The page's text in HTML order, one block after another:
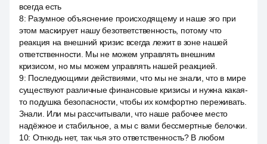
всегда есть
8: Разумное объяснение происходящему и наше эго при
этом маскирует нашу безответственность, потому что
реакция на внешний кризис всегда лежит в зоне нашей
ответственности. Мы не можем управлять внешним
кризисом, но мы можем управлять нашей реакцией.
9: Последующими действиями, что мы не знали, что в мире
существуют различные финансовые кризисы и нужна какая-
то подушка безопасности, чтобы их комфортно переживать.
Знали. Или мы рассчитывали, что наше рабочее место
надёжное и стабильное, а мы с вами бессмертные белочки.
10: Отнюдь нет, так чья это ответственность? В любом